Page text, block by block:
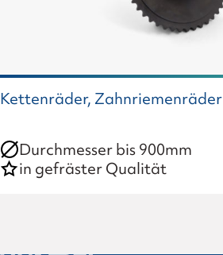
Kettenräder, Zahnriemenräder
Durchmesser bis 900mm
in gefräster Qualität